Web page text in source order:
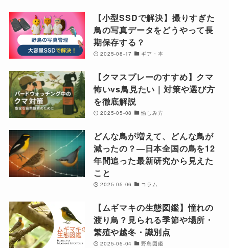
【小型SSDで解決】撮りすぎた
鳥の写真データをどうやって長
期保存する？
2025-08-17 ギア・本
【クマスプレーのすすめ】クマ
怖いvs鳥見たい｜対策や選び方
を徹底解説
2025-05-08 愉しみ方
どんな鳥が増えて、どんな鳥が
減ったの？―日本全国の鳥を12
年間追った最新研究から見えた
こと
2025-05-06 コラム
【ムギマキの生態図鑑】憧れの
渡り鳥？見られる季節や場所・
繁殖や越冬・識別点
2025-05-04 野鳥図鑑